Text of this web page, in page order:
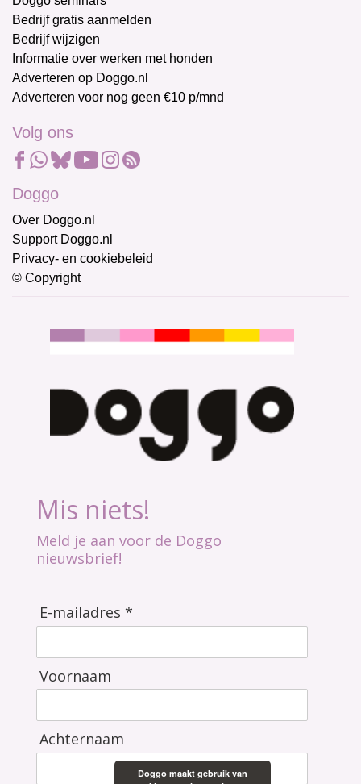
Bedrijf gratis aanmelden
Bedrijf wijzigen
Informatie over werken met honden
Adverteren op Doggo.nl
Adverteren voor nog geen €10 p/mnd
Volg ons
Doggo
Over Doggo.nl
Support Doggo.nl
Privacy- en cookiebeleid
© Copyright
Mis niets!
Meld je aan voor de Doggo
nieuwsbrief!
E-mailadres *
Voornaam
Achternaam
Doggo maakt gebruik van